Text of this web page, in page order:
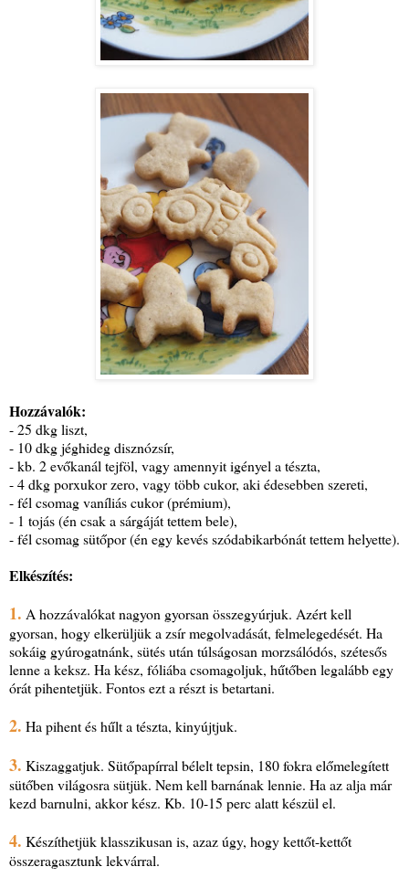
Hozzávalók:
- 25 dkg liszt,
- 10 dkg jéghideg disznózsír,
- kb. 2 evőkanál tejföl, vagy amennyit igényel a tészta,
- 4 dkg porxukor zero, vagy több cukor, aki édesebben szereti,
- fél csomag vaníliás cukor (prémium),
- 1 tojás (én csak a sárgáját tettem bele),
- fél csomag sütőpor (én egy kevés szódabikarbónát tettem helyette).
Elkészítés:
1. A hozzávalókat nagyon gyorsan összegyúrjuk. Azért kell
gyorsan, hogy elkerüljük a zsír megolvadását, felmelegedését. Ha
sokáig gyúrogatnánk, sütés után túlságosan morzsálódós, szétesős
lenne a keksz. Ha kész, fóliába csomagoljuk, hűtőben legalább egy
órát pihentetjük. Fontos ezt a részt is betartani.
2. Ha pihent és hűlt a tészta, kinyújtjuk.
3. Kiszaggatjuk. Sütőpapírral bélelt tepsin, 180 fokra előmelegített
sütőben világosra sütjük. Nem kell barnának lennie. Ha az alja már
kezd barnulni, akkor kész. Kb. 10-15 perc alatt készül el.
4. Készíthetjük klasszikusan is, azaz úgy, hogy kettőt-kettőt
összeragasztunk lekvárral.